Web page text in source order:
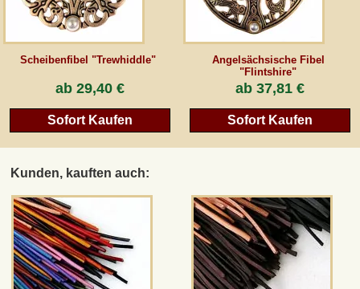
Scheibenfibel "Trewhiddle"
ab 29,40 €
Sofort Kaufen
Angelsächsische Fibel
"Flintshire"
ab 37,81 €
Sofort Kaufen
Kunden, kauften auch:
Newsletter
Vertrag wiederrufen
eventueller Zölle (bei Nicht-EU-Ländern). Durchgestrichene Preise entsprechen dem
bisherigen Preis bei peraperis.com.
Zur klassischen Website